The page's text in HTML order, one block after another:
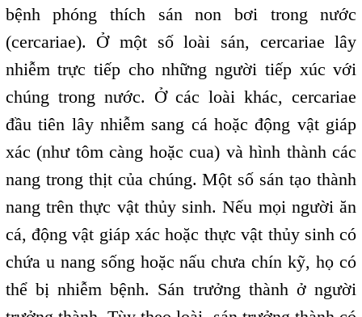
bệnh phóng thích sán non bơi trong nước
(cercariae). Ở một số loài sán, cercariae lây
nhiễm trực tiếp cho những người tiếp xúc với
chúng trong nước. Ở các loài khác, cercariae
đầu tiên lây nhiễm sang cá hoặc động vật giáp
xác (như tôm càng hoặc cua) và hình thành các
nang trong thịt của chúng. Một số sán tạo thành
nang trên thực vật thủy sinh. Nếu mọi người ăn
cá, động vật giáp xác hoặc thực vật thủy sinh có
chứa u nang sống hoặc nấu chưa chín kỹ, họ có
thể bị nhiễm bệnh. Sán trưởng thành ở người